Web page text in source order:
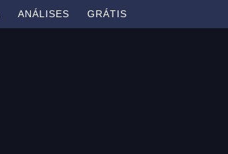
ANÁLISES GRÁTIS